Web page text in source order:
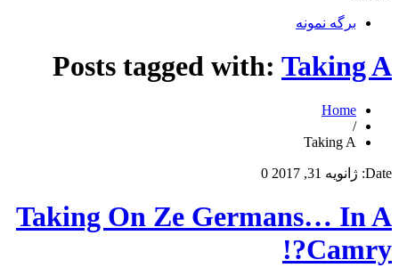
برگه نمونه
Posts tagged with: Taking A
Home
/
Taking A
Date: ژانویه 31, 2017 0
Taking On Ze Germans… In A
Camry?!